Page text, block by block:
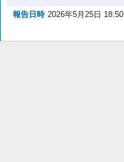
報告日時 2026年5月25日 18:50